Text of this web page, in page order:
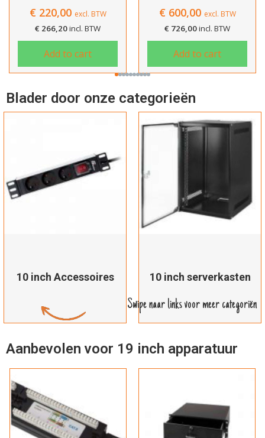
€220,00 excl. BTW
€ 266,20incl. BTW
Add to cart
€600,00 excl. BTW
€ 726,00incl. BTW
Add to cart
Blader door onze categorieën
10 inch Accessoires 10 inch serverkasten
Swipe naar links voor meer categoriën
Aanbevolen voor 19 inch apparatuur